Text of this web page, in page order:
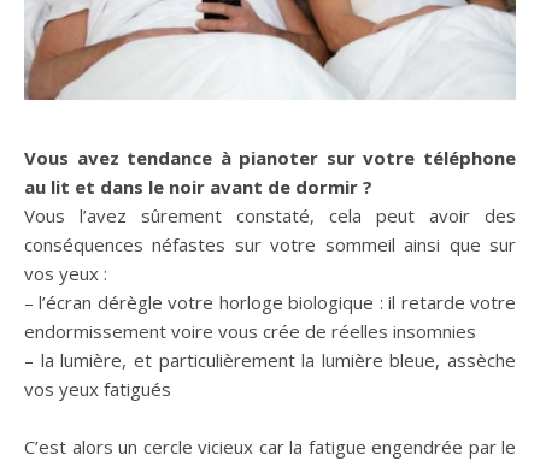
Vous avez tendance à pianoter sur votre téléphone
au lit et dans le noir avant de dormir ?
Vous l’avez sûrement constaté, cela peut avoir des
conséquences néfastes sur votre sommeil ainsi que sur
vos yeux :
– l’écran dérègle votre horloge biologique : il retarde votre
endormissement voire vous crée de réelles insomnies
– la lumière, et particulièrement la lumière bleue, assèche
vos yeux fatigués
C’est alors un cercle vicieux car la fatigue engendrée par le